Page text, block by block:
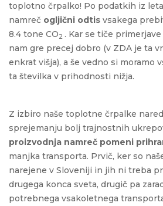
toplotno črpalko! Po podatkih iz
namreč ogljični odtis vsakega
8.4 tone CO2 . Kar se tiče
nam gre precej dobro (v ZDA je ta
enkrat višja), a še vedno si moramo
ta številka v prihodnosti nižja.
Z izbiro naše toplotne črpalke
sprejemanju bolj trajnostnih
proizvodnja namreč pomeni
manjka transporta. Prvič, ker so
narejene v Sloveniji in jih ni treba
drugega konca sveta, drugič pa
potrebnega vsakoletnega